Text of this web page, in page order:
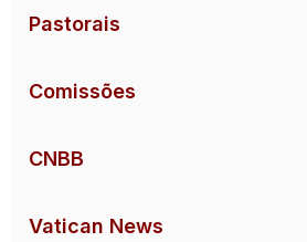
Pastorais
Comissões
CNBB
Vatican News